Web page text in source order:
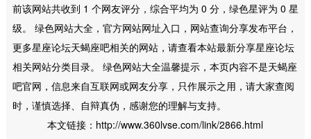
前该网站共收到 1 个网友评分，综合平均为 0 分，绿色星评为 0 星
级。 绿色网站大全，官方网站网址入口，网站查询分享发布平台，
更多星座论坛天蝎座吧相关的网站，请查看本站最新分享星座论坛
相关网站分类目录。 绿色网站大全温馨提示，本页内容不是天蝎座
吧官网，信息来自互联网或网友分享，只作展示之用，请大家查阅
时，谨慎选择、自辩真伪，感谢您的理解与支持。
本文链接：http://www.360lvse.com/link/2866.html